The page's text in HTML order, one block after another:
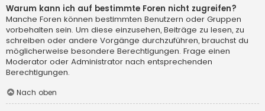
Warum kann ich auf bestimmte Foren nicht zugreifen?
Manche Foren können bestimmten Benutzern oder Gruppen
vorbehalten sein. Um diese einzusehen, Beiträge zu lesen, zu
schreiben oder andere Vorgänge durchzuführen, brauchst du
möglicherweise besondere Berechtigungen. Frage einen
Moderator oder Administrator nach entsprechenden
Berechtigungen.
Nach oben